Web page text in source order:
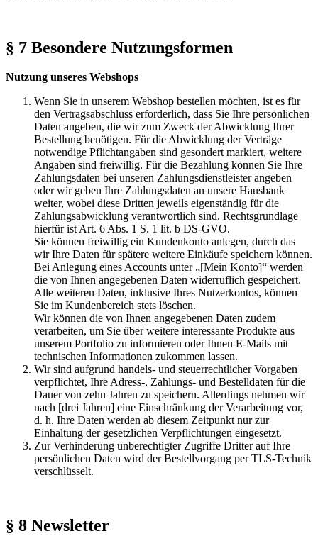
§ 7 Besondere Nutzungsformen
Nutzung unseres Webshops
Wenn Sie in unserem Webshop bestellen möchten, ist es für
den Vertragsabschluss erforderlich, dass Sie Ihre persönlichen
Daten angeben, die wir zum Zweck der Abwicklung Ihrer
Bestellung benötigen. Für die Abwicklung der Verträge
notwendige Pflichtangaben sind gesondert markiert, weitere
Angaben sind freiwillig. Für die Bezahlung können Sie Ihre
Zahlungsdaten bei unseren Zahlungsdienstleister angeben
oder wir geben Ihre Zahlungsdaten an unsere Hausbank
weiter, wobei diese Dritten jeweils eigenständig für die
Zahlungsabwicklung verantwortlich sind. Rechtsgrundlage
hierfür ist Art. 6 Abs. 1 S. 1 lit. b DS-GVO.
Sie können freiwillig ein Kundenkonto anlegen, durch das
wir Ihre Daten für spätere weitere Einkäufe speichern können.
Bei Anlegung eines Accounts unter „[Mein Konto]“ werden
die von Ihnen angegebenen Daten widerruflich gespeichert.
Alle weiteren Daten, inklusive Ihres Nutzerkontos, können
Sie im Kundenbereich stets löschen.
Wir können die von Ihnen angegebenen Daten zudem
verarbeiten, um Sie über weitere interessante Produkte aus
unserem Portfolio zu informieren oder Ihnen E-Mails mit
technischen Informationen zukommen lassen.
Wir sind aufgrund handels- und steuerrechtlicher Vorgaben
verpflichtet, Ihre Adress-, Zahlungs- und Bestelldaten für die
Dauer von zehn Jahren zu speichern. Allerdings nehmen wir
nach [drei Jahren] eine Einschränkung der Verarbeitung vor,
d. h. Ihre Daten werden ab diesem Zeitpunkt nur zur
Einhaltung der gesetzlichen Verpflichtungen eingesetzt.
Zur Verhinderung unberechtigter Zugriffe Dritter auf Ihre
persönlichen Daten wird der Bestellvorgang per TLS-Technik
verschlüsselt.
§ 8 Newsletter